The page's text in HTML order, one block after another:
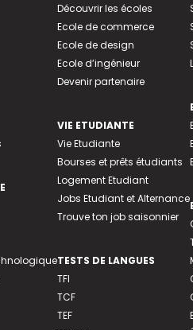
Découvrir les écoles
Ecole de commerce
Ecole de design
Ecole d’ingénieur
Devenir partenaire
VIE ETUDIANTE
Vie Etudiante
Bourses et prêts étudiants
Logement Etudiant
Jobs Etudiant et Alternance
Trouve ton job saisonnier
TESTS DE LANGUES
TFI
TCF
TEF